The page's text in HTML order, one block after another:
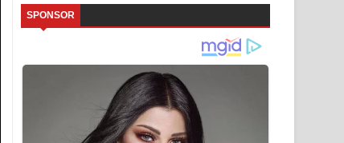
SPONSOR